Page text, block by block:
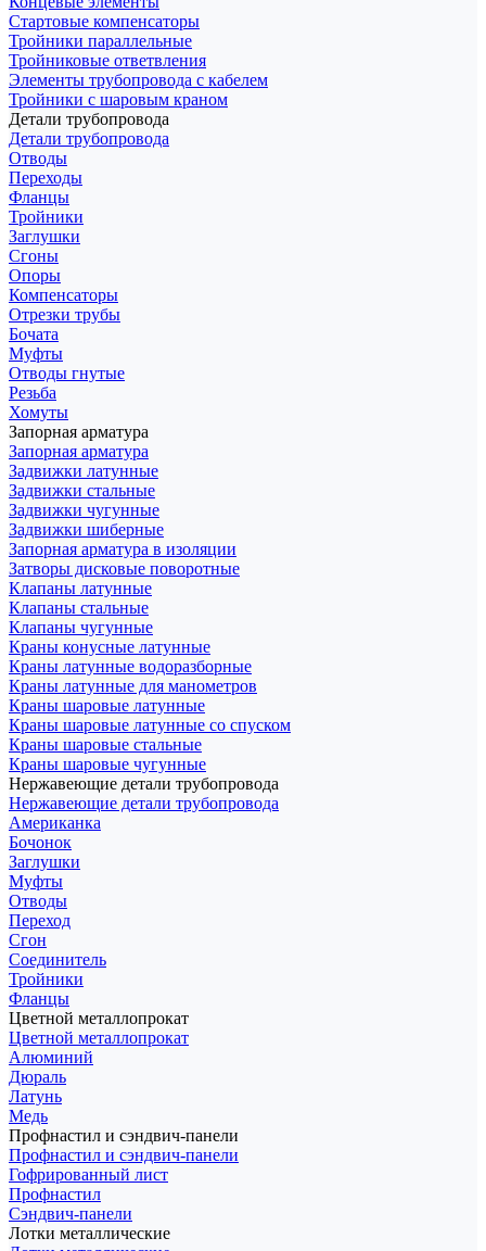
Стартовые компенсаторы
Тройники параллельные
Тройниковые ответвления
Элементы трубопровода с кабелем
Тройники с шаровым краном
Детали трубопровода
Детали трубопровода
Отводы
Переходы
Фланцы
Тройники
Заглушки
Сгоны
Опоры
Компенсаторы
Отрезки трубы
Бочата
Муфты
Отводы гнутые
Резьба
Хомуты
Запорная арматура
Запорная арматура
Задвижки латунные
Задвижки стальные
Задвижки чугунные
Задвижки шиберные
Запорная арматура в изоляции
Затворы дисковые поворотные
Клапаны латунные
Клапаны стальные
Клапаны чугунные
Краны конусные латунные
Краны латунные водоразборные
Краны латунные для манометров
Краны шаровые латунные
Краны шаровые латунные со спуском
Краны шаровые стальные
Краны шаровые чугунные
Нержавеющие детали трубопровода
Нержавеющие детали трубопровода
Американка
Бочонок
Заглушки
Муфты
Отводы
Переход
Сгон
Соединитель
Тройники
Фланцы
Цветной металлопрокат
Цветной металлопрокат
Алюминий
Дюраль
Латунь
Медь
Профнастил и сэндвич-панели
Профнастил и сэндвич-панели
Гофрированный лист
Профнастил
Сэндвич-панели
Лотки металлические